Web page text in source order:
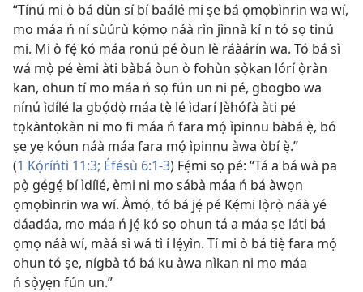
“Tínú mi ò bá dùn sí bí baálé mi ṣe bá ọmọbìnrin wa wí,
mo máa ń ní sùúrù kọ́mọ náà rìn jìnnà kí n tó sọ tinú
mi. Mi ò fẹ́ kó máa ronú pé òun lè ráàárín wa. Tó bá sì
wá mọ̀ pé èmi àti bàbá òun ò fohùn ṣọ̀kan lórí ọ̀ràn
kan, ohun tí mo máa ń sọ fún un ni pé, gbogbo wa
nínú ìdílé la gbọ́dọ̀ máa tẹ̀ lé ìdarí Jèhófà àti pé
tọkàntọkàn ni mo fi máa ń fara mọ́ ìpinnu bàbá ẹ̀, bó
ṣe yẹ kóun náà máa fara mọ́ ìpinnu àwa òbí ẹ̀.”
(1 Kọ́ríńtì 11:3; Éfésù 6:1-3) Fẹ́mi sọ pé: “Tá a bá wà pa
pọ̀ gẹ́gẹ́ bí ìdílé, èmi ni mo sábà máa ń bá àwọn
ọmọbìnrin wa wí. Àmọ́, tó bá jẹ́ pé Kẹ́mi lọ̀rọ̀ náà yé
dáadáa, mo máa ń jẹ́ kó sọ ohun tá a máa ṣe láti bá
ọmọ náà wí, màá sì wá tì í lẹ́yìn. Tí mi ò bá tiẹ̀ fara mọ́
ohun tó ṣe, nígbà tó bá ku àwa nìkan ni mo máa
ń sọ̀yẹn fún un.”